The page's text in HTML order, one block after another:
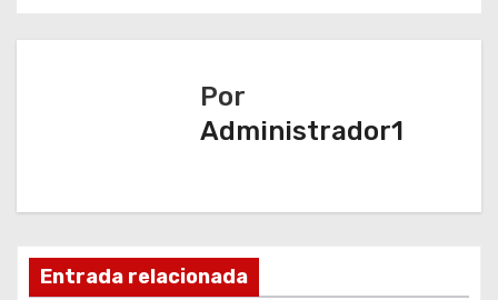
c
e
Por
Administrador1
Entrada relacionada